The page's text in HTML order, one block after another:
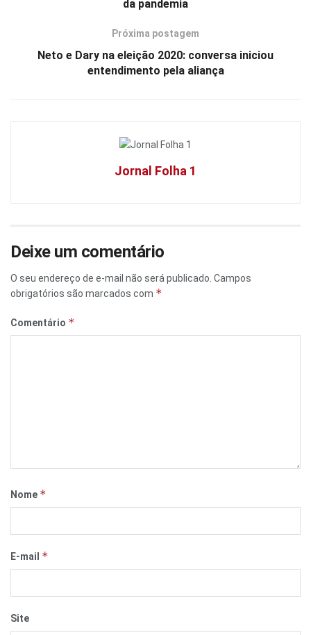
da pandemia
Próxima postagem
Neto e Dary na eleição 2020: conversa iniciou
entendimento pela aliança
Jornal Folha 1
Deixe um comentário
O seu endereço de e-mail não será publicado. Campos
obrigatórios são marcados com *
Comentário *
Nome *
E-mail *
Site